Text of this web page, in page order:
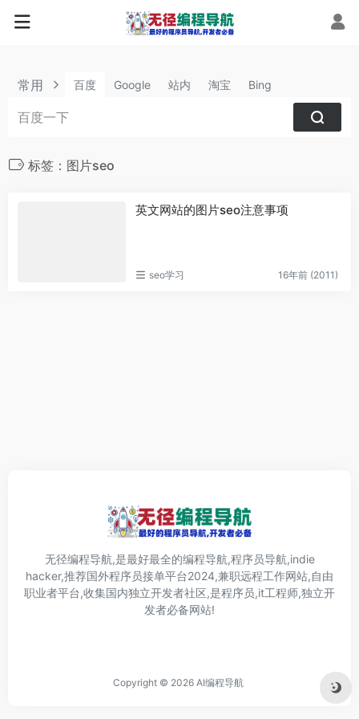
常用 百度 Google 站内 淘宝 Bing
标签：图片seo
英文网站的图片seo注意事项
seo学习 16年前 (2011)
无径编程导航,是最好最全的编程导航,程序员导航,indie
hacker,推荐国外程序员接单平台2024,兼职远程工作网站,自由
职业者平台,收集国内独立开发者社区,是程序员,it工程师,独立开
发者必备网站!
Copyright © 2026 AI编程导航